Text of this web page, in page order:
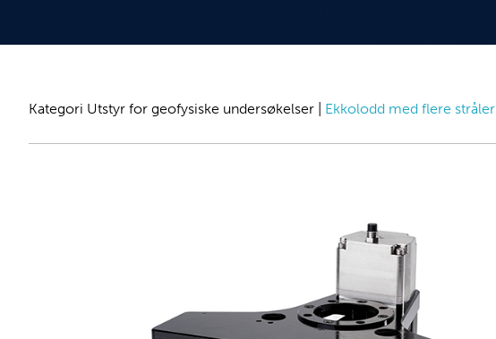
Kategori Utstyr for geofysiske undersøkelser Ekkolodd med flere stråler